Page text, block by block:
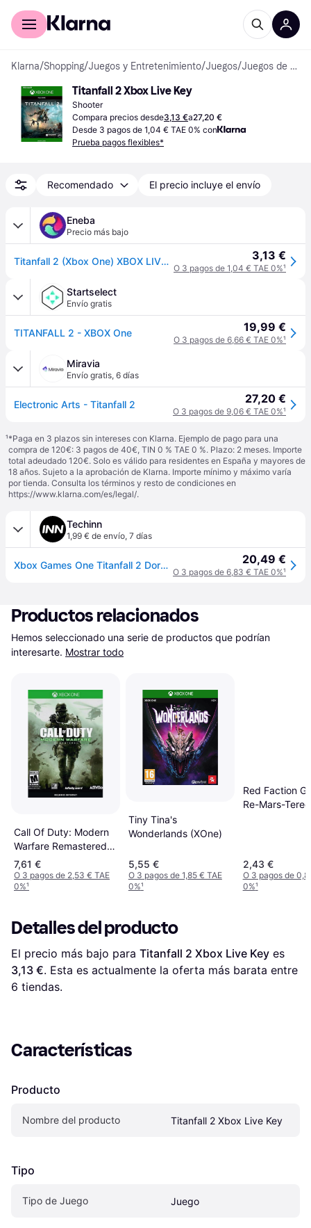
Comprar con Klarna
Klarna/Shopping/Juegos y Entretenimiento/Juegos/ Juegos de Xbox One
Titanfall 2 Xbox Live Key
Shooter
Compara precios desde3,13 €a27,20 €
Desde 3 pagos de 1,04 € TAE 0% con
Prueba pagos flexibles*
Recomendado El precio incluye el envío
Eneba
Precio más bajo
Titanfall 2 (Xbox One) XBOX LIVE Key EUROPE 3,13 €
O 3 pagos de 1,04 € TAE 0%¹
Startselect
Envío gratis
TITANFALL 2 - XBOX One 19,99 €
O 3 pagos de 6,66 € TAE 0%¹
Miravia
Envío gratis, 6 días
Electronic Arts - Titanfall 2 27,20 €
O 3 pagos de 9,06 € TAE 0%¹
¹*Paga en 3 plazos sin intereses con Klarna. Ejemplo de pago para una
compra de 120€: 3 pagos de 40€, TIN 0 % TAE 0 %. Plazo: 2 meses. Importe
total adeudado 120€. Solo es válido para residentes en España y mayores de
18 años. Sujeto a la aprobación de Klarna. Importe mínimo y máximo varía
por tienda. Consulta los términos y resto de condiciones en
https://www.klarna.com/es/legal/.
Techinn
1,99 € de envío, 7 días
Xbox Games One Titanfall 2 Dorado PAL 20,49 €
O 3 pagos de 6,83 € TAE 0%¹
Productos relacionados
Hemos seleccionado una serie de productos que podrían
interesarte. Mostrar todo
Call Of Duty: Modern
Warfare Remastered
Xbox Live Key
7,61 €
O 3 pagos de 2,53 € TAE
0%¹
Tiny Tina's
Wonderlands (XOne)
5,55 €
O 3 pagos de 1,85 € TAE
0%¹
Red Faction
Re-Mars-
2,43 €
O 3 pagos de
0%¹
Detalles del producto
El precio más bajo para Titanfall 2 Xbox Live Key
3,13 €
6 tiendas.
Características
Producto
Nombre del producto Titanfall 2 Xbox Live Key
Tipo
Tipo de Juego Juego